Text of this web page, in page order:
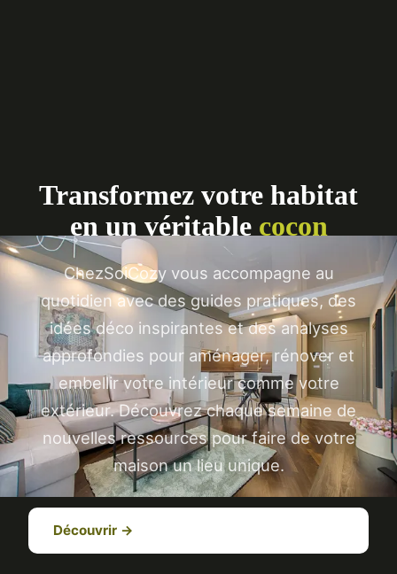
Transformez votre habitat
en un véritable cocon
ChezSoiCozy vous accompagne au
quotidien avec des guides pratiques, des
idées déco inspirantes et des analyses
approfondies pour aménager, rénover et
embellir votre intérieur comme votre
extérieur. Découvrez chaque semaine de
nouvelles ressources pour faire de votre
maison un lieu unique.
Découvrir →